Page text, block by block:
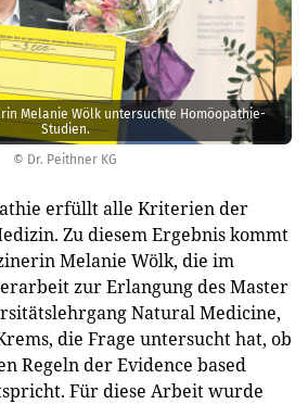
© Dr. Peithner KG
Melanie Wölk untersuchte Homöopathie-
Studien.
erfüllt alle Kriterien der
Zu diesem Ergebnis kommt
Melanie Wölk, die im
zur Erlangung des Master
Natural Medicine,
die Frage untersucht hat, ob
Regeln der Evidence based
Für diese Arbeit wurde